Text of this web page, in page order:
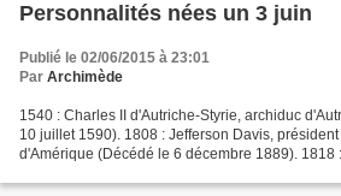
Personnalités nées un 3 juin
Publié le 02/06/2015 à 23:01
Par Archimède
1540 : Charles II d'Autriche-Styrie, archiduc
10 juillet 1590). 1808 : Jefferson Davis,
d'Amérique (Décédé le 6 décembre 1889).